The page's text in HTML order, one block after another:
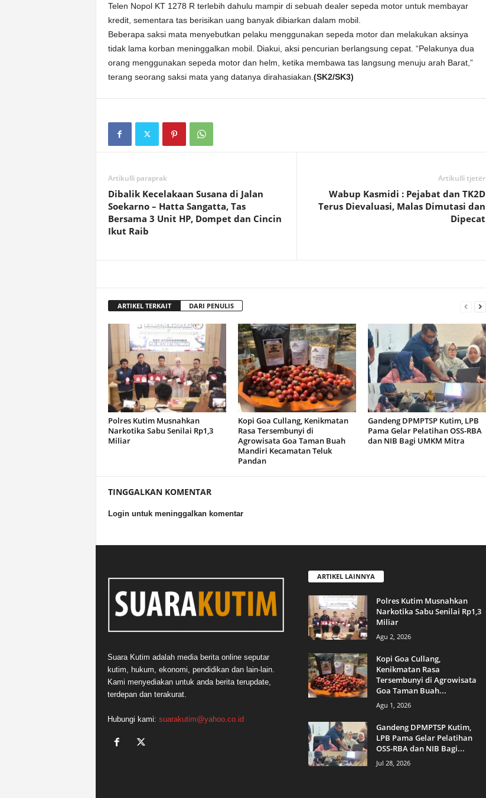
Telen Nopol KT 1278 R terlebih dahulu mampir di sebuah dealer sepeda motor untuk membayar
kredit, sementara tas berisikan uang banyak dibiarkan dalam mobil.
Beberapa saksi mata menyebutkan pelaku menggunakan sepeda motor dan melakukan aksinya
tidak lama korban meninggalkan mobil. Diakui, aksi pencurian berlangsung cepat. “Pelakunya dua
orang menggunakan sepeda motor dan helm, ketika membawa tas langsung menuju arah Barat,”
terang seorang saksi mata yang datanya dirahasiakan. (SK2/SK3)
Artikulli paraprak
Dibalik Kecelakaan Susana di Jalan
Soekarno – Hatta Sangatta, Tas
Bersama 3 Unit HP, Dompet dan Cincin
Ikut Raib
Artikulli tjetër
Wabup Kasmidi : Pejabat dan TK2D
Terus Dievaluasi, Malas Dimutasi dan
Dipecat
ARTIKEL TERKAIT DARI PENULIS
Polres Kutim Musnahkan
Narkotika Sabu Senilai Rp1,3
Miliar
Kopi Goa Cullang, Kenikmatan
Rasa Tersembunyi di
Agrowisata Goa Taman Buah
Mandiri Kecamatan Teluk
Pandan
Gandeng DPMPTSP Kutim, LPB
Pama Gelar Pelatihan OSS-RBA
dan NIB Bagi UMKM Mitra
TINGGALKAN KOMENTAR
Login untuk meninggalkan komentar
Suara Kutim adalah media berita online seputar
kutim, hukum, ekonomi, pendidikan dan lain-lain.
Kami menyediakan untuk anda berita terupdate,
terdepan dan terakurat.
Hubungi kami: suarakutim@yahoo.co.id
ARTIKEL LAINNYA
Polres Kutim Musnahkan
Narkotika Sabu Senilai Rp1,3
Miliar
Agu 2, 2026
Kopi Goa Cullang,
Kenikmatan Rasa
Tersembunyi di Agrowisata
Goa Taman Buah...
Agu 1, 2026
Gandeng DPMPTSP Kutim,
LPB Pama Gelar Pelatihan
OSS-RBA dan NIB Bagi...
Jul 28, 2026